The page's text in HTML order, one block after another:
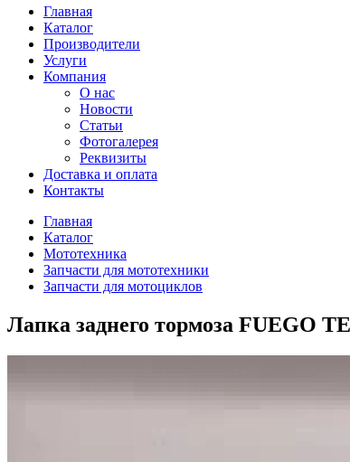
Главная
Каталог
Производители
Услуги
Компания
О нас
Новости
Статьи
Фотогалерея
Реквизиты
Доставка и оплата
Контакты
Главная
Каталог
Мототехника
Запчасти для мототехники
Запчасти для мотоциклов
Лапка заднего тормоза FUEGO